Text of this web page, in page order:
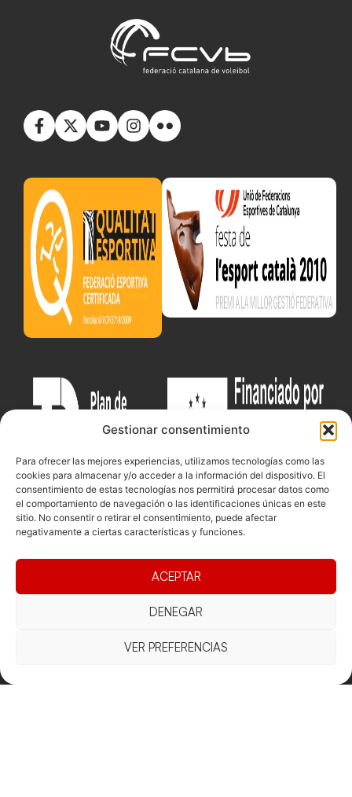
Gestionar consentimiento
Para ofrecer las mejores experiencias, utilizamos tecnologías como las
cookies para almacenar y/o acceder a la información del dispositivo. El
consentimiento de estas tecnologías nos permitirá procesar datos como
el comportamiento de navegación o las identificaciones únicas en este
sitio. No consentir o retirar el consentimiento, puede afectar
negativamente a ciertas características y funciones.
ACEPTAR
DENEGAR
VER PREFERENCIAS
Presidència
Competiciones
Competiciones
Vólei neu
Funcionament
Transparència
Eleccions